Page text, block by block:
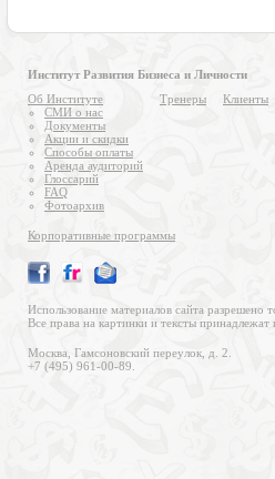
Институт Развития Бизнеса и Личности
Об Институте
СМИ о нас
Документы
Акции и скидки
Способы оплаты
Аренда аудиторий
Глоссарий
FAQ
Фотоархив
Тренеры Клиенты
Корпоративные программы
Использование материалов сайта разрешено
Все права на картинки и тексты принадлежат
Москва, Гамсоновский переулок, д. 2.
+7 (495) 961-00-89.